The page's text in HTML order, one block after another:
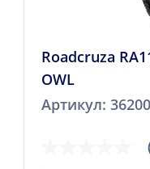
Roadcruza
OWL
Артикул: